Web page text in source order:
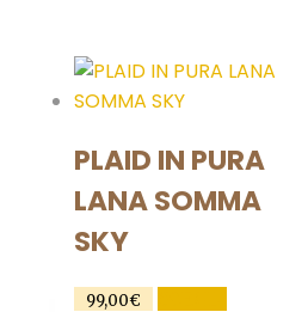
PLAID IN PURA
LANA SOMMA
SKY
99,00€